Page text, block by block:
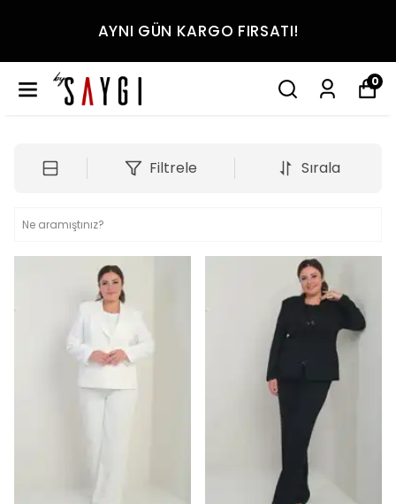
AYNI GÜN KARGO FIRSATI!
0
Filtrele Sırala